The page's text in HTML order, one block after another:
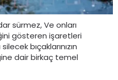
sürmez, Ve onları
gösteren işaretleri
bıçaklarınızın
dair birkaç temel